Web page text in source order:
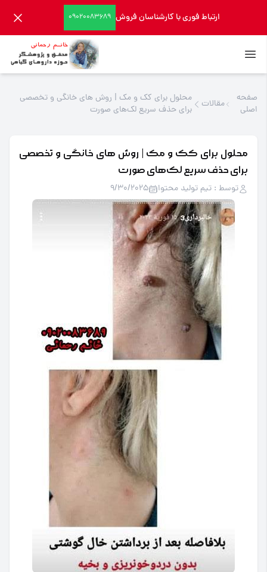
ارتباط فوری با کارشناسان فروش 09020083689
صفحه
اصلی
مقالات
محلول برای کک و مک | روش های خانگی و تخصصی
برای حذف سریع لک‌های صورت
محلول برای کک و مک | روش های خانگی و تخصصی
برای حذف سریع لک‌های صورت
توسط : تیم تولید محتوا 9/30/2025